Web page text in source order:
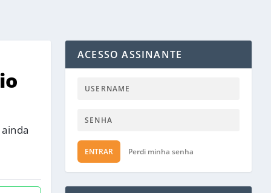
ACESSO ASSINANTE
ENTRAR Perdi minha senha